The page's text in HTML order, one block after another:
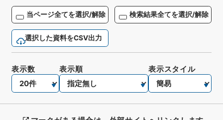
当ページ全てを選択/解除 検索結果全てを選択/解除
選択した資料をCSV出力
表示数 表示順 表示スタイル